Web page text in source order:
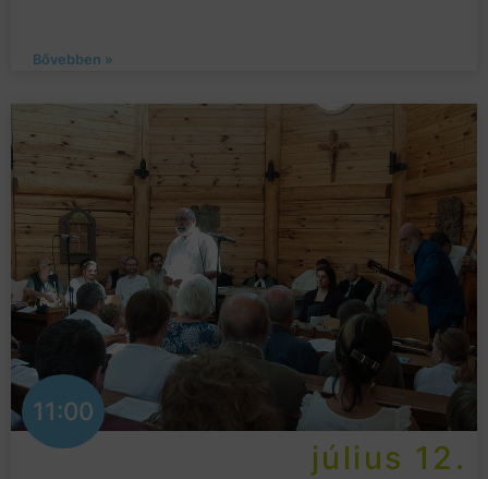
Bővebben »
11:00
július 12.